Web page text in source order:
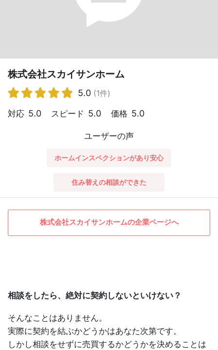
株式会社スカイサンホーム
5.0 (1件)
対応 5.0 スピード 5.0 価格 5.0
ユーザーの声
ホームインスペクションがあり安心
住み替えの相談ができた
株式会社スカイサンホームの企業ページへ
相談をしたら、絶対に契約しないといけない？
そんなことはありません。
実際に契約を結ぶかどうかはあなた次第です。
しかし相談をせずに売買するかどうかを決めることは